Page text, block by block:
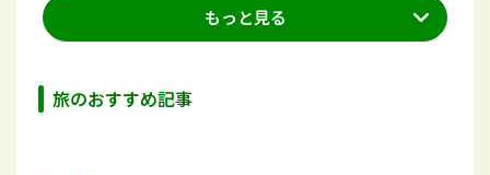
もっと見る
旅のおすすめ記事